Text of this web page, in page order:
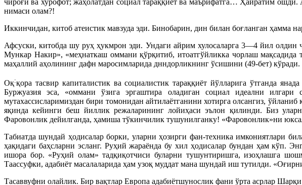
чироғи ва хурофот; жаҳолатдан социал тараққиёт ва маърифатга… Ҳайратим
нимаси олам?!
Иккинчидан, китоб атеистик мавзуда эди. Бинобарин, дин билан боғланган ҳамма
Афсуски, китобда шу руҳ ҳукмрон эди. Ундаги айрим хулосаларга 3—4 йил
Мункар Накир», «меҳнаткаш оммани қўрқитиб, итоатгўйликка чорлаш
маҳаллий аҳолининг дафн маросимларида днндорликнинг ўсишини (49-бет) кўради.
Оқ:қора тасвир капиталистик ва социалистик тараққиёт йўлларига ўтганда
Буржуазия эса, «оммани ўзига эргаштира оладиган социал идеални
мутахассисларимиздан бири томонидан айтилаётганини хотирга олсангиз,
яқинда кейинги беш йиллик режаларининг лойиҳаси эълон қилинди. Биз
Фаровонлик дейилганда, ҳамиша тўкинчилик тушунилганку! «Фаровонлик»ни
Табиатда шундай ҳодисалар борки, уларни ҳозирги фан-техника имкониятлари
ҳақидаги баҳсларни эсланг. Руҳий жараёнда бу хил ҳодисалар бундан ҳам кўп.
ишора бор. «Руҳий олам» тадқиқотчиси буларни тушунтиришга, изоҳлашга
Таассуфки, адабиёт масалаларида ҳам узоқ муддат мана шундай иш тутилди.
Тасаввуфни олайлик. Бир вақтлар Европа адабиётшунослик фани ўрта асрлар